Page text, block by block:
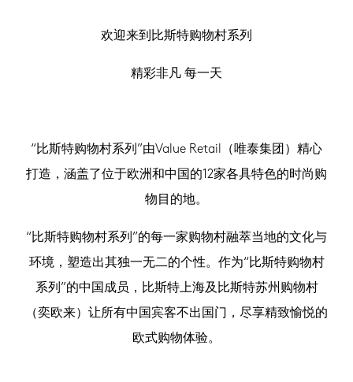
欢迎来到比斯特购物村系列
精彩非凡 每一天
“比斯特购物村系列”由Value Retail（唯泰集团）精心
打造，涵盖了位于欧洲和中国的12家各具特色的时尚购
物目的地。
“比斯特购物村系列”的每一家购物村融萃当地的文化与
环境，塑造出其独一无二的个性。作为“比斯特购物村
系列”的中国成员，比斯特上海及比斯特苏州购物村
（奕欧来）让所有中国宾客不出国门，尽享精致愉悦的
欧式购物体验。